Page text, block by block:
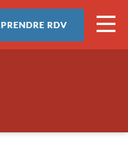
PRENDRE RDV